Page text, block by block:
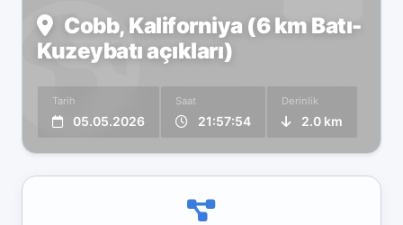
Cobb, Kaliforniya (6 km Batı-
Kuzeybatı açıkları)
Tarih
05.05.2026
Saat
21:57:54
Derinlik
2.0 km